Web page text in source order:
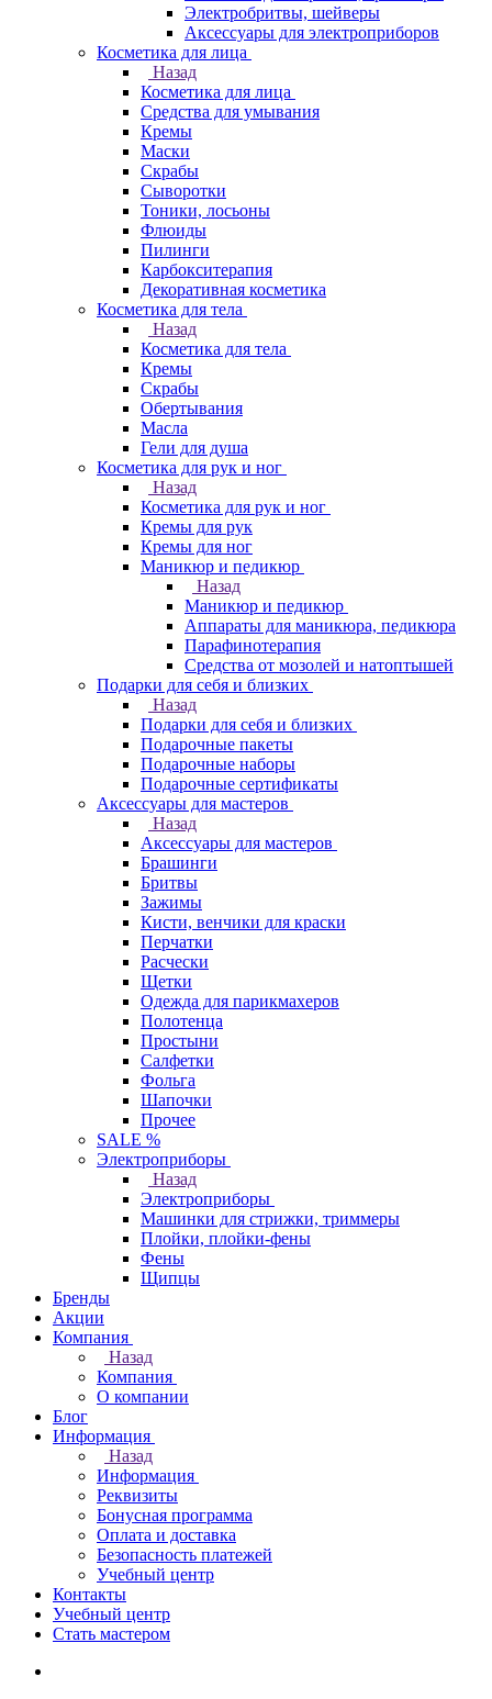
Электробритвы, шейверы
Аксессуары для электроприборов
Косметика для лица
Назад
Косметика для лица
Средства для умывания
Кремы
Маски
Скрабы
Сыворотки
Тоники, лосьоны
Флюиды
Пилинги
Карбокситерапия
Декоративная косметика
Косметика для тела
Назад
Косметика для тела
Кремы
Скрабы
Обертывания
Масла
Гели для душа
Косметика для рук и ног
Назад
Косметика для рук и ног
Кремы для рук
Кремы для ног
Маникюр и педикюр
Назад
Маникюр и педикюр
Аппараты для маникюра, педикюра
Парафинотерапия
Средства от мозолей и натоптышей
Подарки для себя и близких
Назад
Подарки для себя и близких
Подарочные пакеты
Подарочные наборы
Подарочные сертификаты
Аксессуары для мастеров
Назад
Аксессуары для мастеров
Брашинги
Бритвы
Зажимы
Кисти, венчики для краски
Перчатки
Расчески
Щетки
Одежда для парикмахеров
Полотенца
Простыни
Салфетки
Фольга
Шапочки
Прочее
SALE %
Электроприборы
Назад
Электроприборы
Машинки для стрижки, триммеры
Плойки, плойки-фены
Фены
Щипцы
Бренды
Акции
Компания
Назад
Компания
О компании
Блог
Информация
Назад
Информация
Реквизиты
Бонусная программа
Оплата и доставка
Безопасность платежей
Учебный центр
Контакты
Учебный центр
Стать мастером